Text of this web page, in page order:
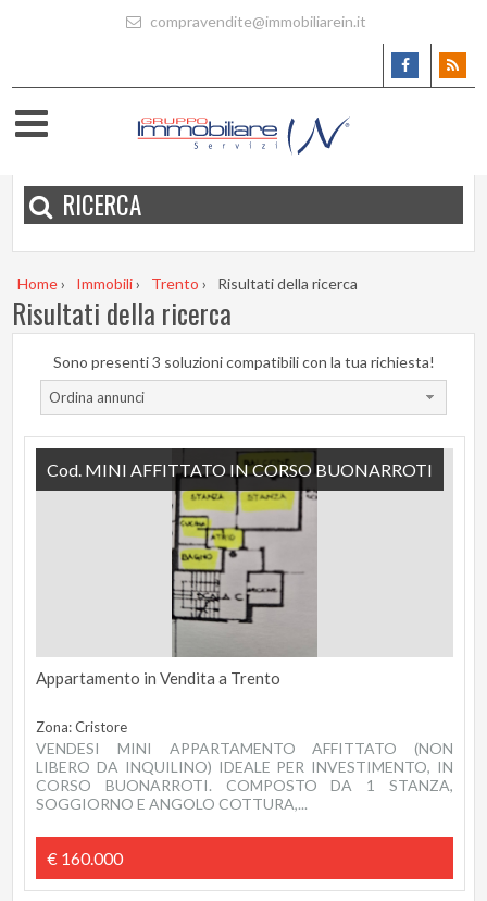
compravendite@immobiliarein.it
RICERCA
Home› Immobili› Trento › Risultati della ricerca
Risultati della ricerca
Sono presenti 3 soluzioni compatibili con la tua richiesta!
Ordina annunci
Appartamento in Vendita a Trento
Zona: Cristore
VENDESI MINI APPARTAMENTO AFFITTATO (NON
LIBERO DA INQUILINO) IDEALE PER INVESTIMENTO, IN
CORSO BUONARROTI. COMPOSTO DA 1 STANZA,
SOGGIORNO E ANGOLO COTTURA,...
€ 160.000
Cod. MINI AFFITTATO IN CORSO BUONARROTI